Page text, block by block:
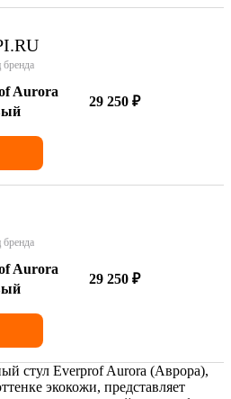
Aurora
29 250 ₽
Aurora
29 250 ₽
стул Everprof Aurora (Аврора),
экокожи, представляет